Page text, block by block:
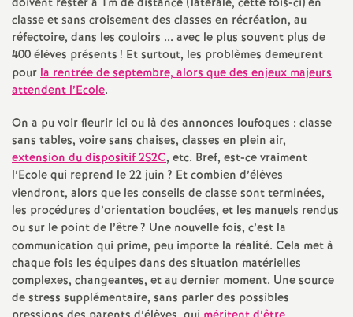
E
n
s
e
i
g
n
classe et sans croisement des classes en récréation, au
réfectoire, dans les couloirs ... avec le plus souvent plus de
400 élèves présents ! Et surtout, les problèmes demeurent
pourla rentrée de septembre, alors que des enjeux majeurs
attendent l’Ecole.
On a pu voir fleurir ici ou là des annonces loufoques : classe
sans tables, voire sans chaises, classes en plein air,
extension du dispositif 2S2C, etc. Bref, est-ce vraiment
l’Ecole qui reprend le 22 juin? Et combien d’élèves
viendront, alors que les conseils de classe sont terminées,
les procédures d’orientation bouclées, et les manuels rendus
ou sur le point de l’être? Une nouvelle fois, c’est la
communication qui prime, peu importe la réalité. Cela met à
chaque fois les équipes dans des situation matérielles
complexes, changeantes, et au dernier moment. Une source
de stress supplémentaire, sans parler des possibles